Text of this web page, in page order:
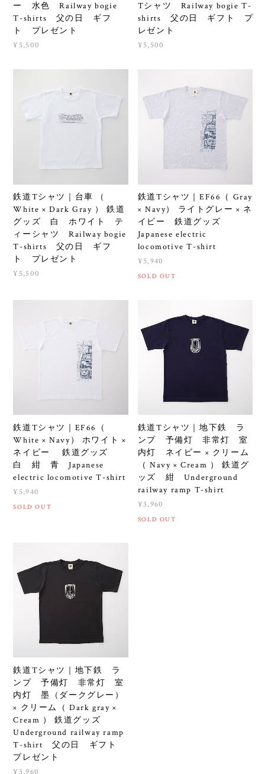
ー 水色 Railway bogie
T-shirts 父の日 ギフ
ト プレゼント
¥5,500
Tシャツ Railway bogie T-
shirts 父の日 ギフト プ
レゼント
¥5,500
鉄道Tシャツ｜台車 （
White × Dark Gray ） 鉄道
グッズ 白 ホワイト テ
ィーシャツ Railway bogie
T-shirts 父の日 ギフ
ト プレゼント
¥5,500
鉄道Tシャツ｜EF66（ Gray
× Navy） ライトグレー × ネ
イビー 鉄道グッズ
Japanese electric
locomotive T-shirt
¥5,940
SOLD OUT
鉄道Tシャツ｜EF66（
White × Navy） ホワイト ×
ネイビー 鉄道グッズ
白 紺 青 Japanese
electric locomotive T-shirt
¥5,940
SOLD OUT
鉄道Tシャツ｜地下鉄 ラ
ンプ 予備灯 非常灯 室
内灯 ネイビー × クリーム
（ Navy × Cream ） 鉄道グ
ッズ 紺 Underground
railway ramp T-shirt
¥3,960
SOLD OUT
鉄道Tシャツ｜地下鉄 ラ
ンプ 予備灯 非常灯 室
内灯 墨（ダークグレー）
× クリーム（ Dark gray ×
Cream ） 鉄道グッズ
Underground railway ramp
T-shirt 父の日 ギフト
プレゼント
¥3,960